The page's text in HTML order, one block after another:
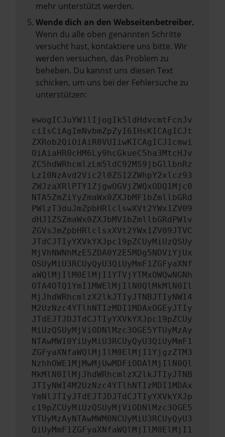
mehr unterstützt werden.
Wende dich an den Webseitenbetreiber.
Wenn du alle oben genannten Schritte
versucht hast, kontaktiere uns bitte. Wir
werden versuchen, das Problem zu
beheben. Du kannst uns diesen Text
schicken, um uns bei der Fehlersuche zu
unterstützen:
ewogICJuYW1lIjogIk5ldHdvcmtFcnJv
ciIsCiAgImNvbmZpZyI6IHsKICAgICJt
ZXRob2QiOiAiR0VUIiwKICAgICJ1cmwi
OiAiaHR0cHM6Ly9hcGkueC5ha3MtcHJv
ZC5hdWRhcmlzLm5ldC92MS9jbGllbnRz
LzI0NzAvd2Vic2l0ZS12ZWhpY2xlcz93
ZWJzaXRlPTY1ZjgwOGVjZWQxODQ1Mjc0
NTA5ZmZiYyZmaWx0ZXJbMF1bZmllbGRd
PWlzT3duJmZpbHRlclswXVt2YWx1ZV09
dHJ1ZSZmaWx0ZXJbMV1bZmllbGRdPW1v
ZGVsJmZpbHRlclsxXVt2YWx1ZV09JTVC
JTdCJTIyYXVkYXJpc19pZCUyMiUzQSUy
MjVhNWNhMzE5ZDA0Y2E5MDg5NDViYjUx
OSUyMiU3RCUyQyU3QiUyMmF1ZGFyaXNf
aWQlMjIlM0ElMjI1YTVjYTMxOWQwNGNh
OTA4OTQ1YmI1MWElMjIlN0QlMkMlN0Il
MjJhdWRhcmlzX2lkJTIyJTNBJTIyNWI4
M2UzNzc4YTlhNTIzMDI1MDAxOGEyJTIy
JTdEJTJDJTdCJTIyYXVkYXJpc19pZCUy
MiUzQSUyMjViODNlMzc3OGE5YTUyMzAy
NTAwMWI0YiUyMiU3RCUyQyU3QiUyMmF1
ZGFyaXNfaWQlMjIlM0ElMjI1YjgzZTM3
NzhhOWE1MjMwMjUwMDFiODAlMjIlN0Ql
MkMlN0IlMjJhdWRhcmlzX2lkJTIyJTNB
JTIyNWI4M2UzNzc4YTlhNTIzMDI1MDAx
YmNlJTIyJTdEJTJDJTdCJTIyYXVkYXJp
c19pZCUyMiUzQSUyMjViODNlMzc3OGE5
YTUyMzAyNTAwMWM0NCUyMiU3RCUyQyU3
QiUyMmF1ZGFyaXNfaWQlMjIlM0ElMjI1